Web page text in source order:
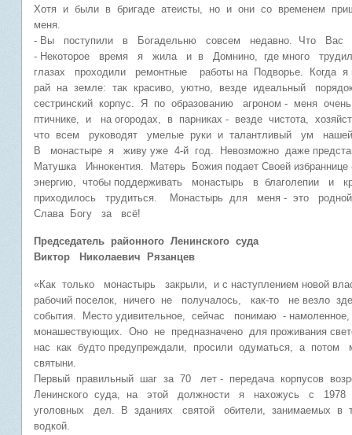
Хотя и были в бригаде атеисты, но и они со временем
меня.
- Вы поступили в Богадельню совсем недавно. Что Вас
- Некоторое время я жила и в Домнино, где много
глазах проходили ремонтные работы на Подворье. Когда
рай на земле: так красиво, уютно, везде идеальный
сестринский корпус. Я по образованию агроном - меня
птичнике, и на огородах, в парниках - везде чистота,
что всем руководят умелые руки и талантливый ум
В монастыре я живу уже 4-й год. Невозможно даже
Матушка Иннокентия. Матерь Божия подает Своей
энергию, чтобы поддерживать монастырь в благолепии и
приходилось трудиться. Монастырь для меня - это
Слава Богу за всё!
Председатель районного Ленинского суда
Виктор Николаевич Рязанцев
«Как только монастырь закрыли, и с наступлением новой
рабочий поселок, ничего не получалось, как-то не везло
события. Место удивительное, сейчас понимаю -
монашествующих. Оно не предназначено для проживания
нас как будто предупреждали, просили одуматься, а потом
святыни.
Первый правильный шаг за 70 лет - передача корпусов
Ленинского суда, на этой должности я нахожусь с 1978
уголовных дел. В зданиях святой обители, занимаемых
водкой.